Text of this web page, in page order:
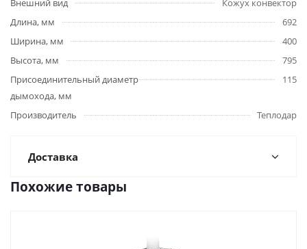
Внешний вид
Кожух конвектор
Длина, мм
692
Ширина, мм
400
Высота, мм
795
Присоединительный диаметр
дымохода, мм
115
Производитель Теплодар
Доставка
Похожие товары